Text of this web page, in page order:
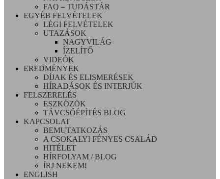
FAQ – TUDÁSTÁR
EGYÉB FELVÉTELEK
LÉGI FELVÉTELEK
UTAZÁSOK
NAGYVILÁG
ÍZELÍTŐ
VIDEÓK
EREDMÉNYEK
DÍJAK ÉS ELISMERÉSEK
HÍRADÁSOK ÉS INTERJÚK
FELSZERELÉS
ESZKÖZÖK
TÁVCSŐÉPÍTÉS BLOG
KAPCSOLAT
BEMUTATKOZÁS
A CSOKALYI FÉNYES CSALÁD
HITÉLET
HÍRFOLYAM / BLOG
ÍRJ NEKEM!
ENGLISH